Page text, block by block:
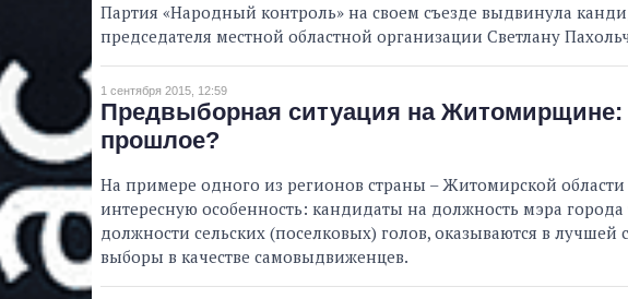
Партия «Народный контроль» на своем съезде выдвинула
председателя местной областной организации Светлану
1 сентября 2015, 12:59
Предвыборная ситуация на Житомирщине:
прошлое?
На примере одного из регионов страны – Житомирской
интересную особенность: кандидаты на должность мэра
должности сельских (поселковых) голов, оказываются в лучшей
выборы в качестве самовыдвиженцев.